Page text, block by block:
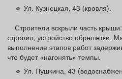
Я -
🔹 Ул. Кузнецкая, 43 (кровля).
Строители вскрыли часть
стропил, устройство обрешетки.
выполнение этапов работ
что будет «нагонять» темпы.
🔹 Ул. Пушкина, 43